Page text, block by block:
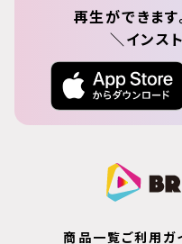
再生ができます
＼インス
商品一覧ご利用ガ